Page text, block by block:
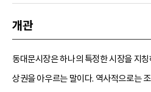
개관
동대문시장은 하나의 특정한 시장을 지
상권을 아우르는 말이다. 역사적으로는